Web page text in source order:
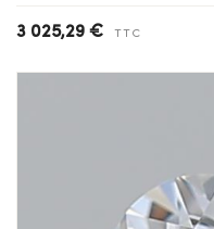
3 025,29 € TTC